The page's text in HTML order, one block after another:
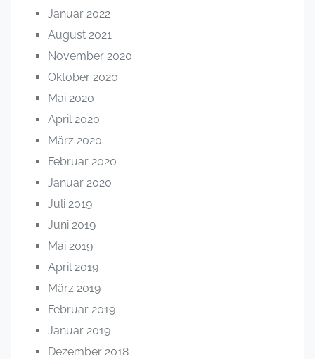
Januar 2022
August 2021
November 2020
Oktober 2020
Mai 2020
April 2020
März 2020
Februar 2020
Januar 2020
Juli 2019
Juni 2019
Mai 2019
April 2019
März 2019
Februar 2019
Januar 2019
Dezember 2018